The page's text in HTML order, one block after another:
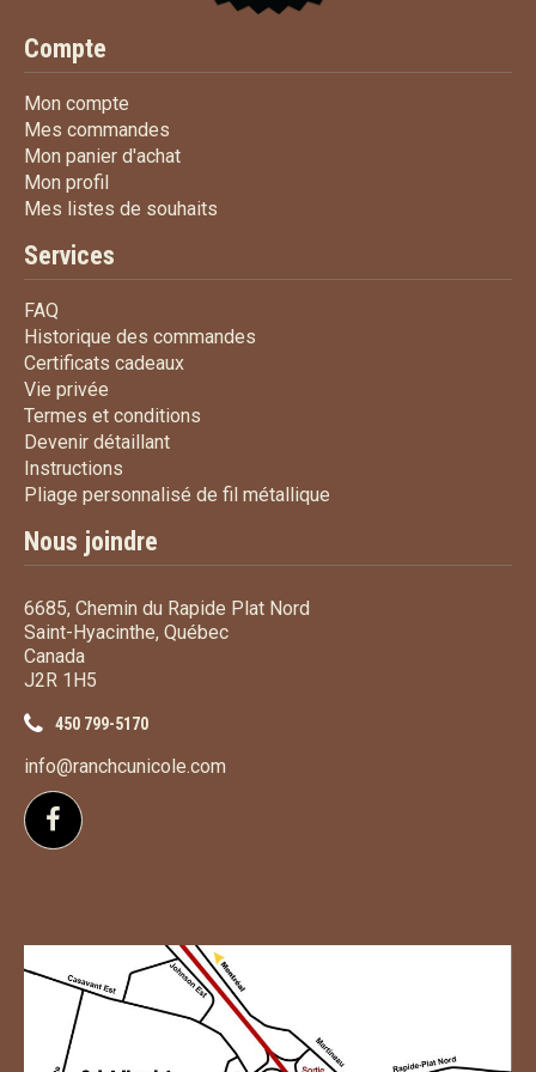
Compte
Mon compte
Mes commandes
Mon panier d'achatMon panier d'achat
Mon profil
Mes listes de souhaits
Services
FAQ
Historique des commandes
Certificats cadeauxCertificats cadeaux
Vie privée
Termes et conditions
Devenir détaillantDevenir détaillant
Instructions
Pliage personnalisé de fil métallique
Nous joindre
6685, Chemin du Rapide Plat Nord
Saint-Hyacinthe, Québec
Canada
J2R 1H5
450 799-5170
info@ranchcunicole.com
Suivez-nous sur Facebook